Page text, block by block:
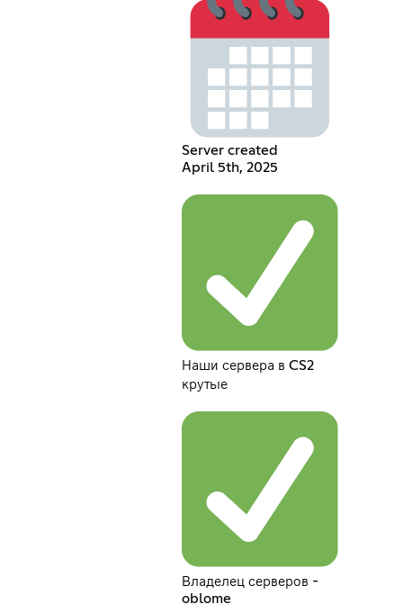
Server created
April 5th, 2025
Наши сервера в CS2
крутые
Владелец серверов -
oblome